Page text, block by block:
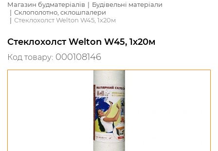
Магазин будматеріалів
Будівельні матеріали
Склополотно, склошпалери
Стеклохолст Welton W45, 1х20м
Стеклохолст Welton W45, 1х20м
Код товару: 000108146